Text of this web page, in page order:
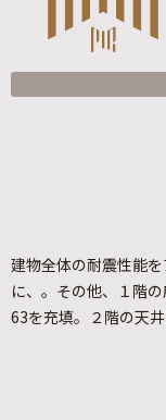
建物全体の耐震性能
に、。その他、１階
63を充填。２階の天